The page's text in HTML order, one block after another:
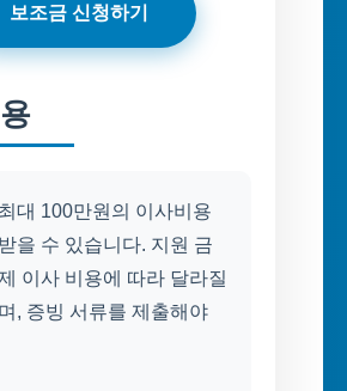
보조금 신청하기
대 100만원의 이사비용
을 수 있습니다. 지원 금
이사 비용에 따라 달라질
, 증빙 서류를 제출해야